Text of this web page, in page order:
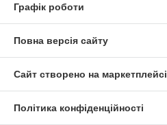
Графік роботи
Повна версія сайту
Сайт створено на маркетплейсі
Політика конфіденційності